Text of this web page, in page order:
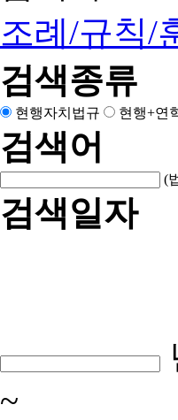
조례/규칙/
검색종류
현행자치법규 현행+연
검색어
(
검색일자
~